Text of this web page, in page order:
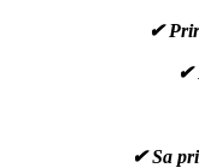
✔
✔
✔ Sa